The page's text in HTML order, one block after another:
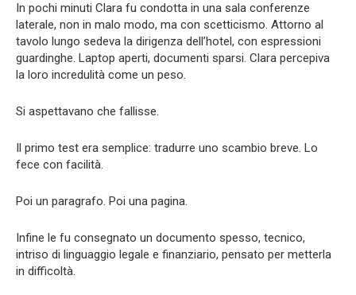
In pochi minuti Clara fu condotta in una sala conferenze
laterale, non in malo modo, ma con scetticismo. Attorno al
tavolo lungo sedeva la dirigenza dell’hotel, con espressioni
guardinghe. Laptop aperti, documenti sparsi. Clara percepiva
la loro incredulità come un peso.
Si aspettavano che fallisse.
Il primo test era semplice: tradurre uno scambio breve. Lo
fece con facilità.
Poi un paragrafo. Poi una pagina.
Infine le fu consegnato un documento spesso, tecnico,
intriso di linguaggio legale e finanziario, pensato per metterla
in difficoltà.